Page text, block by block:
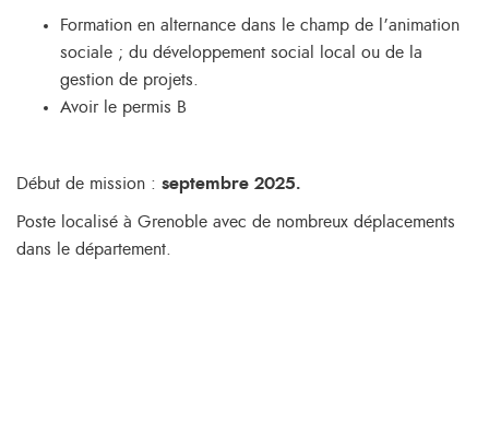
Formation en alternance dans le champ de l’animation
sociale ; du développement social local ou de la
gestion de projets.
Avoir le permis B
Début de mission : septembre 2025.
Poste localisé à Grenoble avec de nombreux déplacements
dans le département.